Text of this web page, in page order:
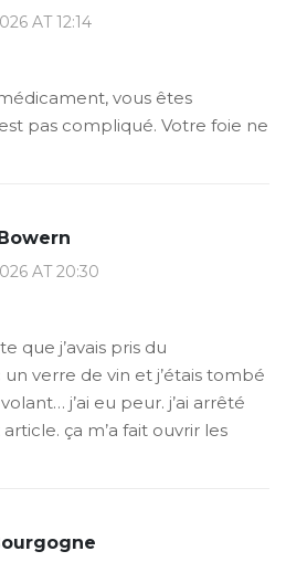
AT 12:14
vous êtes
pas compliqué. Votre foie ne
AT 20:30
que j’avais pris du
verre de vin et j’étais tombé
j’ai eu peur. j’ai arrêté
ça m’a fait ouvrir les